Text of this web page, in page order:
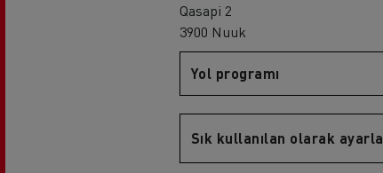
Renault Trucks T
Qasapi 2
3900 Nuuk
Yol programı
Sık kullanılan olarak ayarla